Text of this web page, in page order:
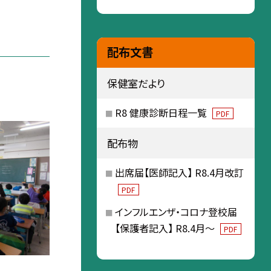
配布文書
保健室だより
R8 健康診断日程一覧 PDF
配布物
出席届【医師記入】 R8.4月改訂
PDF
インフルエンザ・コロナ登校届
【保護者記入】 R8.4月～
PDF